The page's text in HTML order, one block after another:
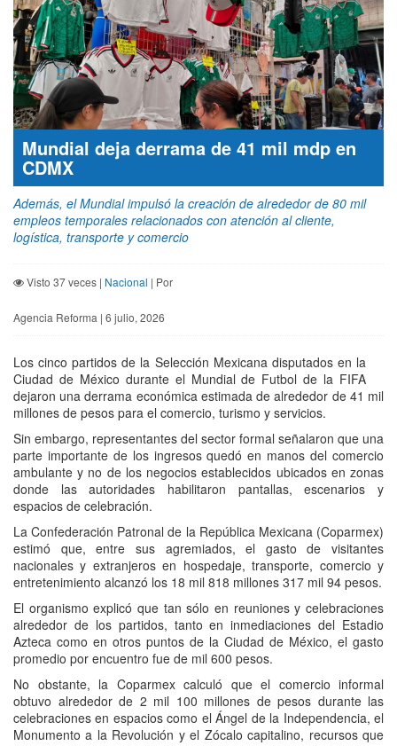
Mundial deja derrama de 41 mil mdp en
CDMX
Además, el Mundial impulsó la creación de alrededor de 80 mil
empleos temporales relacionados con atención al cliente,
logística, transporte y comercio
Visto 37 veces | Nacional | Por
Agencia Reforma | 6 julio, 2026
Los cinco partidos de la Selección Mexicana disputados en la
Ciudad de México durante el Mundial de Futbol de la FIFA
dejaron una derrama económica estimada de alrededor de 41 mil
millones de pesos para el comercio, turismo y servicios.
Sin embargo, representantes del sector formal señalaron que una
parte importante de los ingresos quedó en manos del comercio
ambulante y no de los negocios establecidos ubicados en zonas
donde las autoridades habilitaron pantallas, escenarios y
espacios de celebración.
La Confederación Patronal de la República Mexicana (Coparmex)
estimó que, entre sus agremiados, el gasto de visitantes
nacionales y extranjeros en hospedaje, transporte, comercio y
entretenimiento alcanzó los 18 mil 818 millones 317 mil 94 pesos.
El organismo explicó que tan sólo en reuniones y celebraciones
alrededor de los partidos, tanto en inmediaciones del Estadio
Azteca como en otros puntos de la Ciudad de México, el gasto
promedio por encuentro fue de mil 600 pesos.
No obstante, la Coparmex calculó que el comercio informal
obtuvo alrededor de 2 mil 100 millones de pesos durante las
celebraciones en espacios como el Ángel de la Independencia, el
Monumento a la Revolución y el Zócalo capitalino, recursos que